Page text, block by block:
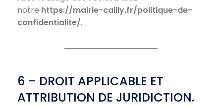
notre https://mairie-cailly.fr/politique-de-
confidentialite/.
6 – DROIT APPLICABLE ET
ATTRIBUTION DE JURIDICTION.